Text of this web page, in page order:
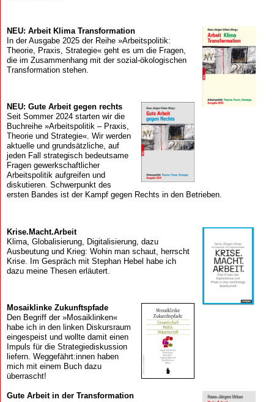
NEU: Arbeit Klima Transformation
In der Ausgabe 2025 der Reihe »Arbeitspolitik:
Theorie, Praxis, Strategie« geht es um die Fragen,
die im Zusammenhang mit der sozial-ökologischen
Transformation stehen.
NEU: Gute Arbeit gegen rechts
Seit Sommer 2024 starten wir die
Buchreihe »Arbeitspolitik – Praxis,
Theorie und Strategie«. Wir werden
aktuelle und grundsätzliche, auf
jeden Fall strategisch bedeutsame
Fragen gewerkschaftlicher
Arbeitspolitik aufgreifen und
diskutieren. Schwerpunkt des
ersten Bandes ist der Kampf gegen Rechts in den Betrieben.
Krise.Macht.Arbeit
Klima, Globalisierung, Digitalisierung, dazu
Ausbeutung und Krieg: Wohin man schaut, herrscht
Krise. Im Gespräch mit Stephan Hebel habe ich
dazu meine Thesen erläutert.
Mosaik­linke Zukunfts­pfade
Den Begriff der »Mosaiklinken«
habe ich in den linken Diskursraum
eingespeist und wollte damit einen
Impuls für die Strategiediskussion
liefern. Weggefährt:innen haben
mich mit einem Buch dazu
überrascht!
Gute Arbeit in der Transformation